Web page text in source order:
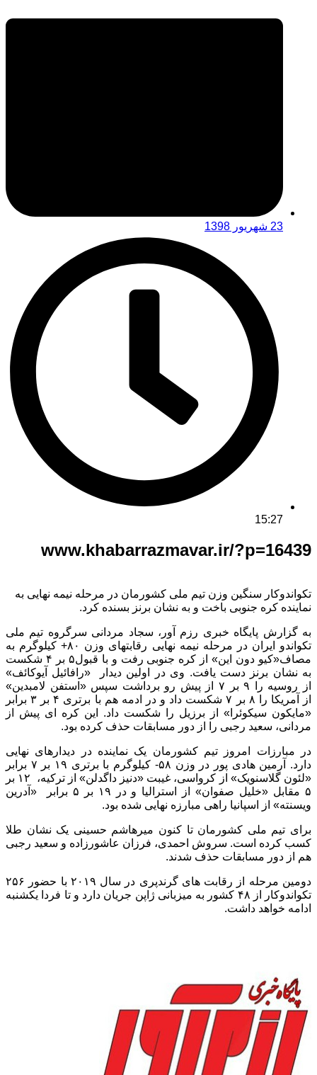
23 شهریور 1398
15:27
www.khabarrazmavar.ir/?p=16439
تکواندوکار سنگین وزن تیم ملی کشورمان در مرحله نیمه نهایی به
نماینده کره جنوبی باخت و به نشان برنز بسنده کرد.
به گزارش پایگاه خبری رزم آور، سجاد مردانی سرگروه تیم ملی
تکواندو ایران در مرحله نیمه نهایی رقابتهای وزن ۸۰+ کیلوگرم به
مصاف«کیو دون این» از کره جنوبی رفت و با قبول۵ بر ۴ شکست
به نشان برنز دست یافت. وی در اولین دیدار «رافائیل آیوکائف»
از روسیه را ۹ بر ۷ از پیش رو برداشت سپس «استفن لامبدین»
از آمریکا را ۸ بر ۷ شکست داد و در ادمه هم با برتری ۴ بر ۳ برابر
«مایکون سیکوئرا» از برزیل را شکست داد. این کره ای پیش از
مردانی، سعید رجبی را از دور مسابقات حذف کرده بود.
در مبارزات امروز تیم کشورمان یک نماینده در دیدارهای نهایی
دارد. آرمین هادی پور در وزن ۵۸- کیلوگرم با برتری ۱۹ بر ۷ برابر
«لئون گلاسنویک» از کرواسی، غیبت «دنیز داگدلن» از ترکیه، ۱۲ بر
۵ مقابل «خلیل صفوان» از استرالیا و در ۱۹ بر ۵ برابر «آدرین
ویسنته» از اسپانیا راهی مبارزه نهایی شده بود.
برای تیم ملی کشورمان تا کنون میرهاشم حسینی یک نشان طلا
کسب کرده است. سروش احمدی، فرزان عاشورزاده و سعید رجبی
هم از دور مسابقات حذف شدند.
دومین مرحله از رقابت های گرندپری در سال ۲۰۱۹ با حضور ۲۵۶
تکواندوکار از ۴۸ کشور به میزبانی ژاپن جریان دارد و تا فردا یکشنبه
ادامه خواهد داشت.